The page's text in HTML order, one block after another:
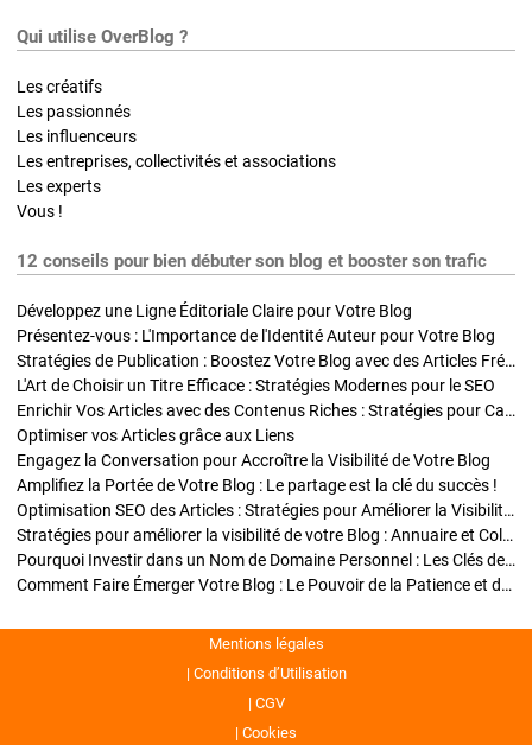
Qui utilise OverBlog ?
Les créatifs
Les passionnés
Les influenceurs
Les entreprises, collectivités et associations
Les experts
Vous !
12 conseils pour bien débuter son blog et booster son trafic
Développez une Ligne Éditoriale Claire pour Votre Blog
Présentez-vous : L'Importance de l'Identité Auteur pour Votre Blog
Stratégies de Publication : Boostez Votre Blog avec des Articles Fréquents et Exclusifs
L'Art de Choisir un Titre Efficace : Stratégies Modernes pour le SEO
Enrichir Vos Articles avec des Contenus Riches : Stratégies pour Captiver et Optimiser
Optimiser vos Articles grâce aux Liens
Engagez la Conversation pour Accroître la Visibilité de Votre Blog
Amplifiez la Portée de Votre Blog : Le partage est la clé du succès !
Optimisation SEO des Articles : Stratégies pour Améliorer la Visibilité de Votre Blog
Stratégies pour améliorer la visibilité de votre Blog : Annuaire et Collaborations
Pourquoi Investir dans un Nom de Domaine Personnel : Les Clés de la Réussite de Votre Blog
Comment Faire Émerger Votre Blog : Le Pouvoir de la Patience et de la Persévérance
Mentions légales
Conditions d’Utilisation
CGV
Cookies